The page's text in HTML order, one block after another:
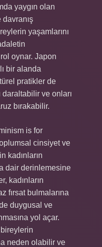
yaygın olan
davranış
yaşamlarını
oynar. Japon
bir alanda
pratikler de
daraltabilir ve onları
bırakabilir.
is for
cinsiyet ve
kadınların
dair derinlemesine
kadınların
fırsat bulmalarına
duygusal ve
yol açar.
neden olabilir ve